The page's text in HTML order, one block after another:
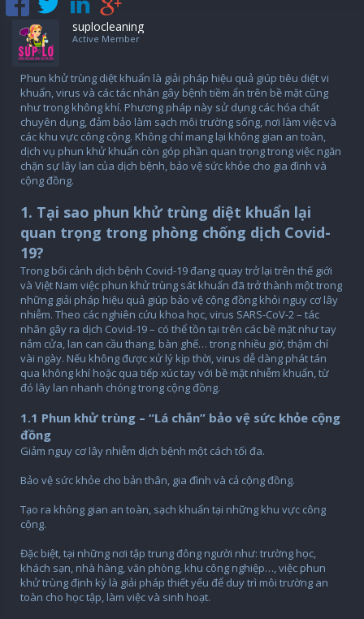
suplocleaning
Active Member
Phun khử trùng diệt khuẩn là giải pháp hiệu quả giúp tiêu diệt vi
khuẩn, virus và các tác nhân gây bệnh tiềm ẩn trên bề mặt cũng
như trong không khí. Phương pháp này sử dụng các hóa chất
chuyên dụng, đảm bảo làm sạch môi trường sống, nơi làm việc và
các khu vực công cộng. Không chỉ mang lại không gian an toàn,
dịch vụ phun khử khuẩn còn góp phần quan trọng trong việc ngăn
chặn sự lây lan của dịch bệnh, bảo vệ sức khỏe cho gia đình và
cộng đồng.
1. Tại sao phun khử trùng diệt khuẩn lại
quan trọng trong phòng chống dịch Covid-
19?
Trong bối cảnh dịch bệnh Covid-19 đang quay trở lại trên thế giới
và Việt Nam việc phun khử trùng sát khuẩn đã trở thành một trong
những giải pháp hiệu quả giúp bảo vệ cộng đồng khỏi nguy cơ lây
nhiễm. Theo các nghiên cứu khoa học, virus SARS-CoV-2 – tác
nhân gây ra dịch Covid-19 – có thể tồn tại trên các bề mặt như tay
nắm cửa, lan can cầu thang, bàn ghế… trong nhiều giờ, thậm chí
vài ngày. Nếu không được xử lý kịp thời, virus dễ dàng phát tán
qua không khí hoặc qua tiếp xúc tay với bề mặt nhiễm khuẩn, từ
đó lây lan nhanh chóng trong cộng đồng.
1.1 Phun khử trùng – “Lá chắn” bảo vệ sức khỏe cộng
đồng
Giảm nguy cơ lây nhiễm dịch bệnh một cách tối đa.
Bảo vệ sức khỏe cho bản thân, gia đình và cả cộng đồng.
Tạo ra không gian an toàn, sạch khuẩn tại những khu vực công
cộng.
Đặc biệt, tại những nơi tập trung đông người như: trường học,
khách sạn, nhà hàng, văn phòng, khu công nghiệp…, việc phun
khử trùng định kỳ là giải pháp thiết yếu để duy trì môi trường an
toàn cho học tập, làm việc và sinh hoạt.